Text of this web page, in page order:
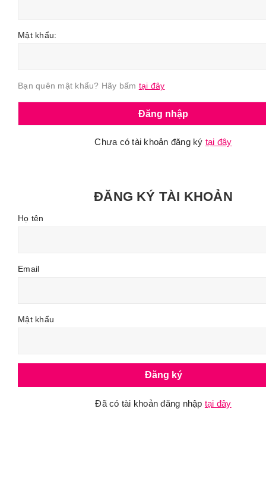
Mật khẩu:
Bạn quên mật khẩu? Hãy bấm tại đây
Chưa có tài khoản đăng ký tại đây
ĐĂNG KÝ TÀI KHOẢN
Họ tên
Email
Mật khẩu
Đăng ký
Đã có tài khoản đăng nhập tại đây